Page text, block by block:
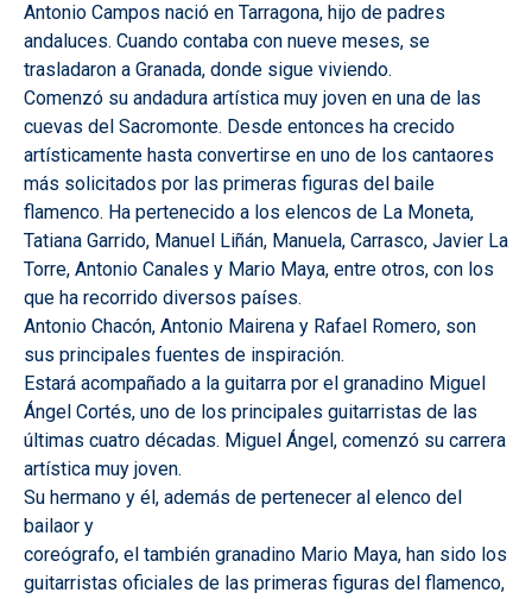
Antonio Campos nació en Tarragona, hijo de padres
andaluces. Cuando contaba con nueve meses, se
trasladaron a Granada, donde sigue viviendo.
Comenzó su andadura artística muy joven en una de las
cuevas del Sacromonte. Desde entonces ha crecido
artísticamente hasta convertirse en uno de los cantaores
más solicitados por las primeras figuras del baile
flamenco. Ha pertenecido a los elencos de La Moneta,
Tatiana Garrido, Manuel Liñán, Manuela, Carrasco, Javier La
Torre, Antonio Canales y Mario Maya, entre otros, con los
que ha recorrido diversos países.
Antonio Chacón, Antonio Mairena y Rafael Romero, son
sus principales fuentes de inspiración.
Estará acompañado a la guitarra por el granadino Miguel
Ángel Cortés, uno de los principales guitarristas de las
últimas cuatro décadas. Miguel Ángel, comenzó su carrera
artística muy joven.
Su hermano y él, además de pertenecer al elenco del
bailaor y
coreógrafo, el también granadino Mario Maya, han sido los
guitarristas oficiales de las primeras figuras del flamenco,